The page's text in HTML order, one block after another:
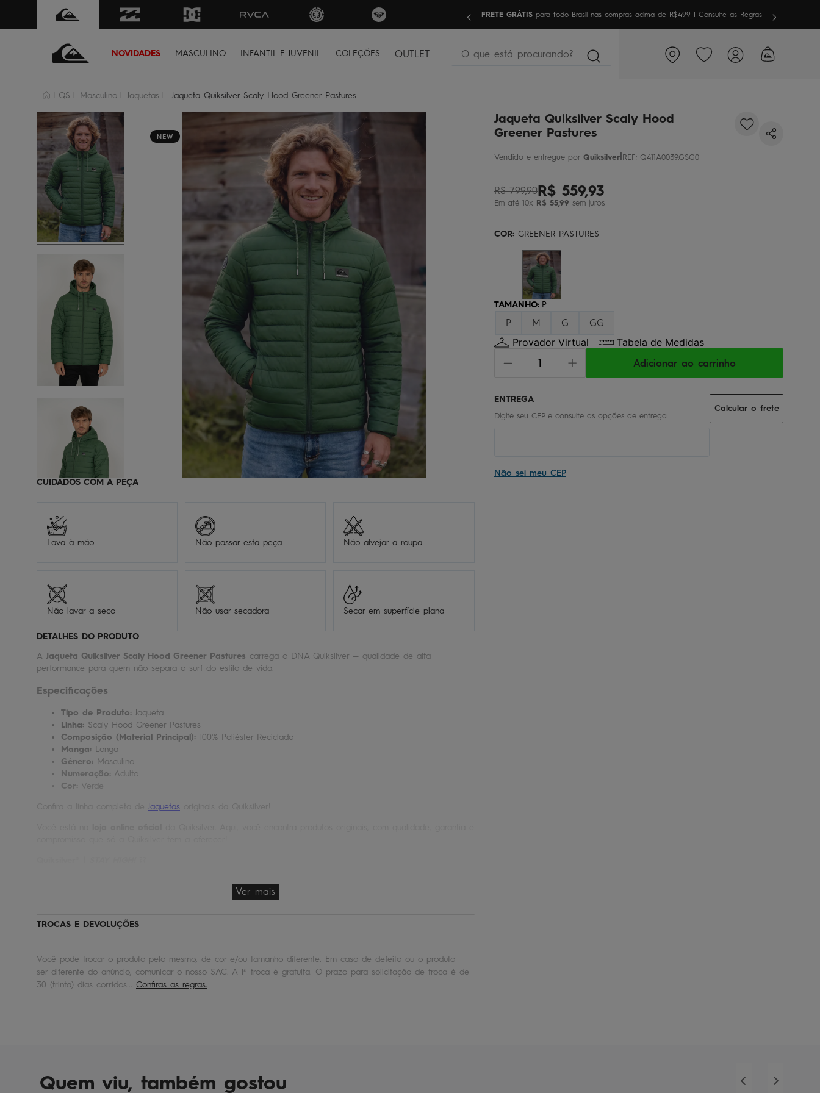
FRETE GRÁTIS para todo Brasil nas compras acima de R$499 | Consulte as Regras Sua primeira vez aqui? Garanta10% OFFem sua 1ª compra
NOVIDADES MASCULINO INFANTIL E JUVENIL COLEÇÕES OUTLET
O que está procurando?
QS Masculino Jaquetas Jaqueta Quiksilver Scaly Hood Greener Pastures
NEW
CUIDADOS COM A PEÇA
Lava à mão Não passar esta peça Não alvejar a roupa
Não lavar a seco Não usar secadora Secar em superfície plana
DETALHES DO PRODUTO
A Jaqueta Quiksilver Scaly Hood Greener Pastures carrega o DNA Quiksilver — qualidade de alta
performance para quem não separa o surf do estilo de vida.
Especificações
Tipo de Produto: Jaqueta
Linha: Scaly Hood Greener Pastures
Composição (Material Principal): 100% Poliéster Reciclado
Manga: Longa
Gênero: Masculino
Numeração: Adulto
Cor: Verde
Jaquetas
Ver mais
TROCAS E DEVOLUÇÕES
Você pode trocar o produto pelo mesmo, de cor e/ou tamanho diferente. Em caso de defeito ou o produto
ser diferente do anúncio, comunicar o nosso SAC. A 1ª troca é gratuita. O prazo para solicitação de troca é de
30 (trinta) dias corridos... Confiras as regras.
Jaqueta Quiksilver Scaly Hood
Greener Pastures
Quiksilver|REF: Q411A0039.GSG0
R$ 799,90R$ 559,93
Em até 10x R$ 55,99 sem juros
COR: GREENER PASTURES
TAMANHO: P
P M G GG
Provador Virtual Tabela de Medidas
Adicionar ao carrinho
Não sei meu CEP
Calcular o frete
Quem viu, também gostou
2º moletom
3º camiseta
º regata
5º bermuda
6º óculos
7 º jaqueta
8
9 chinelo
10º